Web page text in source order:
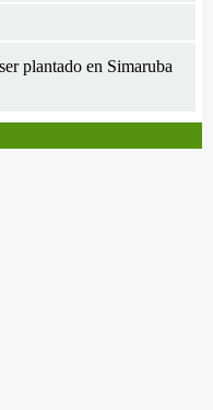
plantado en Simaruba